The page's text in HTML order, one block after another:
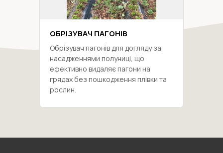
ОБРІЗУВАЧ ПАГОНІВ
Обрізувач пагонів для догляду за
насадженнями полуниці, що
ефективно видаляє пагони на
грядах без пошкодження плівки та
рослин.